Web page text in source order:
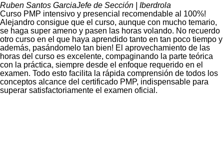
Ruben Santos GarciaJefe de Sección | Iberdrola
Curso PMP intensivo y presencial recomendable al 100%!
Alejandro consigue que el curso, aunque con mucho temario,
se haga super ameno y pasen las horas volando. No recuerdo
otro curso en el que haya aprendido tanto en tan poco tiempo y
además, pasándomelo tan bien! El aprovechamiento de las
horas del curso es excelente, compaginando la parte teórica
con la práctica, siempre desde el enfoque requerido en el
examen. Todo esto facilita la rápida comprensión de todos los
conceptos alcance del certificado PMP, indispensable para
superar satisfactoriamente el examen oficial.